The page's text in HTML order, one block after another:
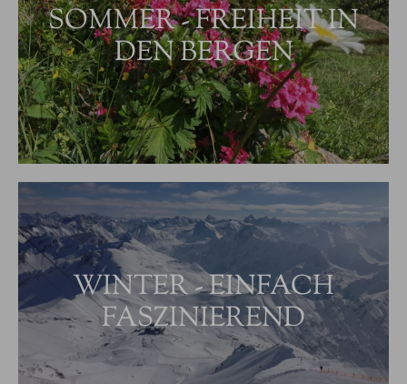
SOMMER - FREIHEIT IN
DEN BERGEN
WINTER - EINFACH
FASZINIEREND